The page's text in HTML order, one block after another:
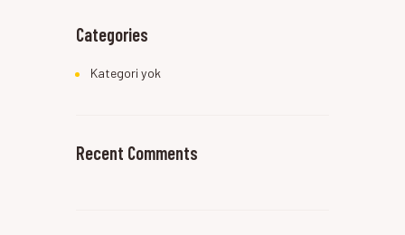
Categories
Kategori yok
Recent Comments